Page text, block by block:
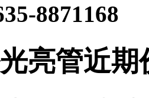
8871168
亮管近